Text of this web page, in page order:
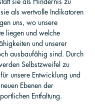
als wertvolle Indikatoren
uns, wo unsere
liegen und welche
und unserer
ausbaufähig sind. Durch
Selbstzweifel zu
unsere Entwicklung und
Ebenen der
Entfaltung.